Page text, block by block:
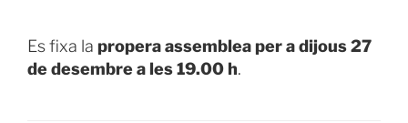
Es fixa la propera assemblea per a dijous 27
de desembre a les 19.00 h.